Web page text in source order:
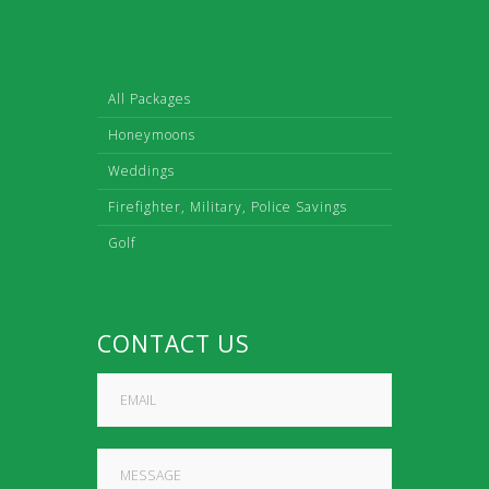
All Packages
Honeymoons
Weddings
Firefighter, Military, Police Savings
Golf
CONTACT US